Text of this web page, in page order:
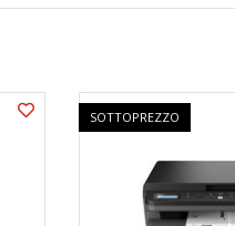
SOTTOPREZZO